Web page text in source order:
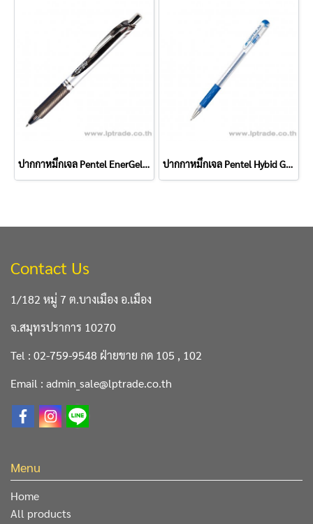
ปากกาหมึกเจล Pentel EnerGel BL-77 0.7 มม. สีดำ ปากกาหมึกเจล Pentel Hybid Gel Grip K116 0.6 มม. สีน้ำเงิน
Contact Us
1/182 หมู่ 7 ต.บางเมือง อ.เมือง
จ.สมุทรปราการ 10270
Tel : 02-759-9548 ฝ่ายขาย กด 105 , 102
Email : admin_sale@lptrade.co.th
Menu
Home
All products